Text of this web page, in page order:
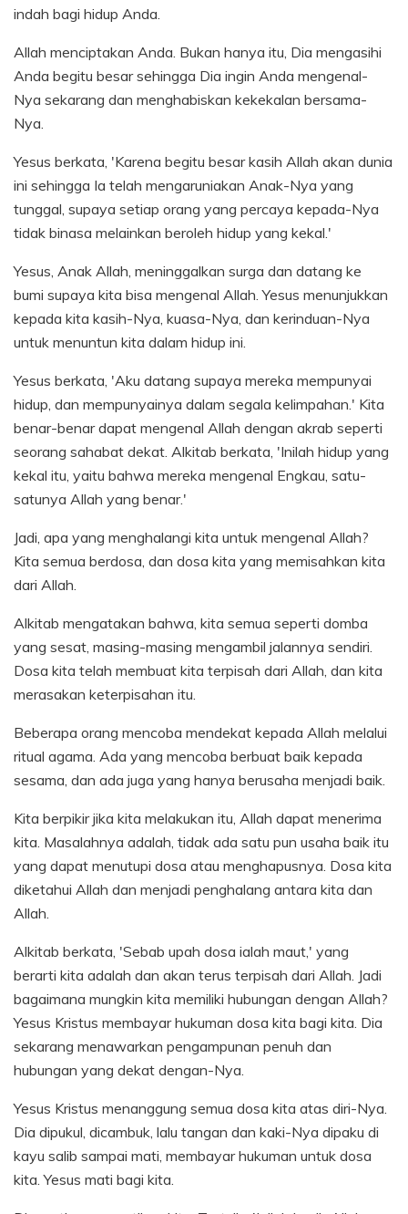
indah bagi hidup Anda.
Allah menciptakan Anda. Bukan hanya itu, Dia mengasihi
Anda begitu besar sehingga Dia ingin Anda mengenal-
Nya sekarang dan menghabiskan kekekalan bersama-
Nya.
Yesus berkata, 'Karena begitu besar kasih Allah akan dunia
ini sehingga Ia telah mengaruniakan Anak-Nya yang
tunggal, supaya setiap orang yang percaya kepada-Nya
tidak binasa melainkan beroleh hidup yang kekal.'
Yesus, Anak Allah, meninggalkan surga dan datang ke
bumi supaya kita bisa mengenal Allah. Yesus menunjukkan
kepada kita kasih-Nya, kuasa-Nya, dan kerinduan-Nya
untuk menuntun kita dalam hidup ini.
Yesus berkata, 'Aku datang supaya mereka mempunyai
hidup, dan mempunyainya dalam segala kelimpahan.' Kita
benar-benar dapat mengenal Allah dengan akrab seperti
seorang sahabat dekat. Alkitab berkata, 'Inilah hidup yang
kekal itu, yaitu bahwa mereka mengenal Engkau, satu-
satunya Allah yang benar.'
Jadi, apa yang menghalangi kita untuk mengenal Allah?
Kita semua berdosa, dan dosa kita yang memisahkan kita
dari Allah.
Alkitab mengatakan bahwa, kita semua seperti domba
yang sesat, masing-masing mengambil jalannya sendiri.
Dosa kita telah membuat kita terpisah dari Allah, dan kita
merasakan keterpisahan itu.
Beberapa orang mencoba mendekat kepada Allah melalui
ritual agama. Ada yang mencoba berbuat baik kepada
sesama, dan ada juga yang hanya berusaha menjadi baik.
Kita berpikir jika kita melakukan itu, Allah dapat menerima
kita. Masalahnya adalah, tidak ada satu pun usaha baik itu
yang dapat menutupi dosa atau menghapusnya. Dosa kita
diketahui Allah dan menjadi penghalang antara kita dan
Allah.
Alkitab berkata, 'Sebab upah dosa ialah maut,' yang
berarti kita adalah dan akan terus terpisah dari Allah. Jadi
bagaimana mungkin kita memiliki hubungan dengan Allah?
Yesus Kristus membayar hukuman dosa kita bagi kita. Dia
sekarang menawarkan pengampunan penuh dan
hubungan yang dekat dengan-Nya.
Yesus Kristus menanggung semua dosa kita atas diri-Nya.
Dia dipukul, dicambuk, lalu tangan dan kaki-Nya dipaku di
kayu salib sampai mati, membayar hukuman untuk dosa
kita. Yesus mati bagi kita.